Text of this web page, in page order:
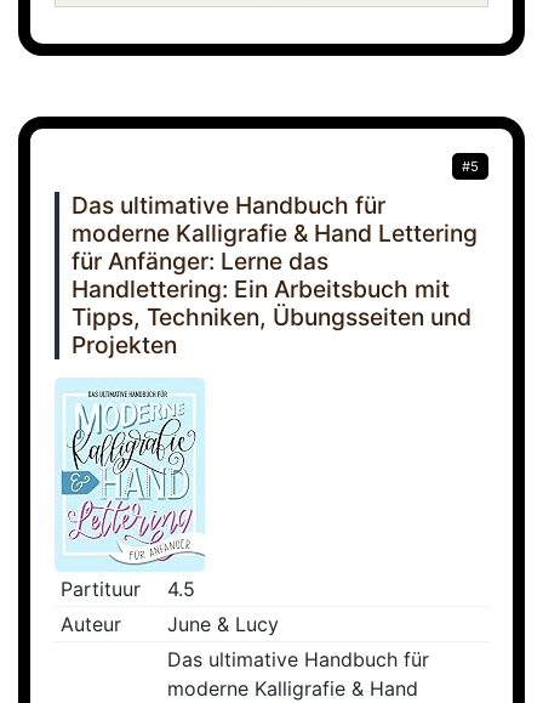
#5
Das ultimative Handbuch für
moderne Kalligrafie & Hand Lettering
für Anfänger: Lerne das
Handlettering: Ein Arbeitsbuch mit
Tipps, Techniken, Übungsseiten und
Projekten
Partituur
4.5
Auteur
June & Lucy
Das ultimative Handbuch für
moderne Kalligrafie & Hand